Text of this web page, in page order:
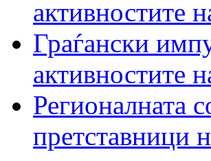
активностите
Граѓански
активностите
Регионалната
претставници